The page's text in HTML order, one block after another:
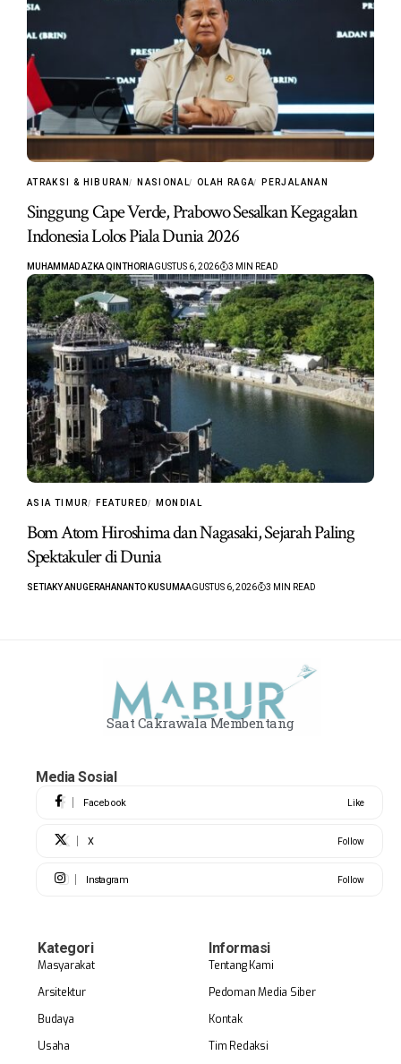
ATRAKSI & HIBURAN NASIONAL OLAH RAGA PERJALANAN
Singgung Cape Verde, Prabowo Sesalkan Kegagalan
Indonesia Lolos Piala Dunia 2026
MUHAMMAD AZKA QINTHORI AGUSTUS 6, 2026 3 MIN READ
ASIA TIMUR FEATURED MONDIAL
Bom Atom Hiroshima dan Nagasaki, Sejarah Paling
Spektakuler di Dunia
SETIAKY ANUGERAHANANTO KUSUMAAGUSTUS 6, 2026 3 MIN READ
Saat Cakrawala Membentang
Media Sosial
Facebook Like
X Follow
Instagram Follow
Kategori
Masyarakat
Arsitektur
Budaya
Usaha
Informasi
Tentang Kami
Pedoman Media Siber
Kontak
Tim Redaksi